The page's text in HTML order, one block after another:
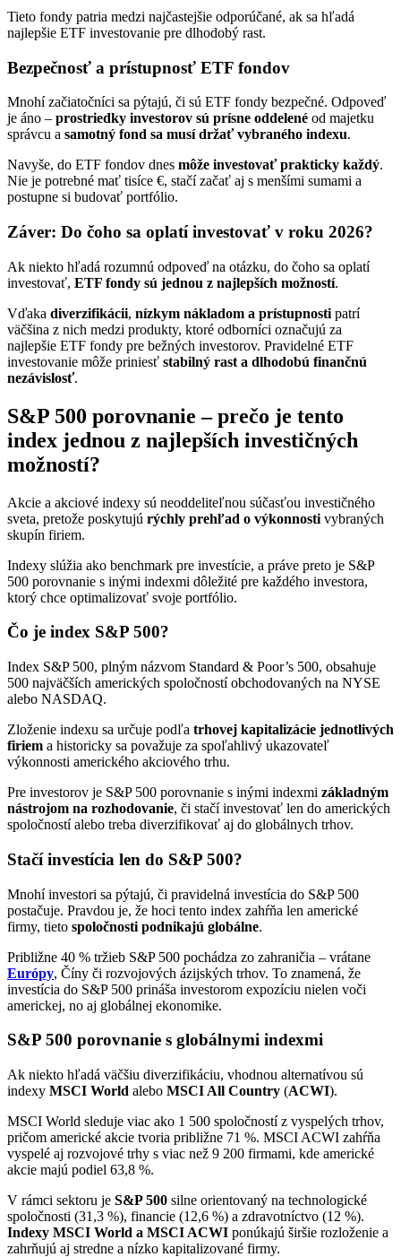
Tieto fondy patria medzi najčastejšie odporúčané, ak sa hľadá
najlepšie ETF investovanie pre dlhodobý rast.
Bezpečnosť a prístupnosť ETF fondov
Mnohí začiatočníci sa pýtajú, či sú ETF fondy bezpečné. Odpoveď
je áno – prostriedky investorov sú prísne oddelené od majetku
správcu a samotný fond sa musí držať vybraného indexu.
Navyše, do ETF fondov dnes môže investovať prakticky každý.
Nie je potrebné mať tisíce €, stačí začať aj s menšími sumami a
postupne si budovať portfólio.
Záver: Do čoho sa oplatí investovať v roku 2026?
Ak niekto hľadá rozumnú odpoveď na otázku, do čoho sa oplatí
investovať, ETF fondy sú jednou z najlepších možností.
Vďaka diverzifikácii, nízkym nákladom a prístupnosti patrí
väčšina z nich medzi produkty, ktoré odborníci označujú za
najlepšie ETF fondy pre bežných investorov. Pravidelné ETF
investovanie môže priniesť stabilný rast a dlhodobú finančnú
nezávislosť.
S&P 500 porovnanie – prečo je tento
index jednou z najlepších investičných
možností?
Akcie a akciové indexy sú neoddeliteľnou súčasťou investičného
sveta, pretože poskytujú rýchly prehľad o výkonnosti vybraných
skupín firiem.
Indexy slúžia ako benchmark pre investície, a práve preto je S&P
500 porovnanie s inými indexmi dôležité pre každého investora,
ktorý chce optimalizovať svoje portfólio.
Čo je index S&P 500?
Index S&P 500, plným názvom Standard & Poor’s 500, obsahuje
500 najväčších amerických spoločností obchodovaných na NYSE
alebo NASDAQ.
Zloženie indexu sa určuje podľa trhovej kapitalizácie jednotlivých
firiem a historicky sa považuje za spoľahlivý ukazovateľ
výkonnosti amerického akciového trhu.
Pre investorov je S&P 500 porovnanie s inými indexmi základným
nástrojom na rozhodovanie, či stačí investovať len do amerických
spoločností alebo treba diverzifikovať aj do globálnych trhov.
Stačí investícia len do S&P 500?
Mnohí investori sa pýtajú, či pravidelná investícia do S&P 500
postačuje. Pravdou je, že hoci tento index zahŕňa len americké
firmy, tieto spoločnosti podnikajú globálne.
Približne 40 % tržieb S&P 500 pochádza zo zahraničia – vrátane
Európy, Číny či rozvojových ázijských trhov. To znamená, že
investícia do S&P 500 prináša investorom expozíciu nielen voči
americkej, no aj globálnej ekonomike.
S&P 500 porovnanie s globálnymi indexmi
Ak niekto hľadá väčšiu diverzifikáciu, vhodnou alternatívou sú
indexy MSCI World alebo MSCI All Country (ACWI).
MSCI World sleduje viac ako 1 500 spoločností z vyspelých trhov,
pričom americké akcie tvoria približne 71 %. MSCI ACWI zahŕňa
vyspelé aj rozvojové trhy s viac než 9 200 firmami, kde americké
akcie majú podiel 63,8 %.
V rámci sektoru je S&P 500 silne orientovaný na technologické
spoločnosti (31,3 %), financie (12,6 %) a zdravotníctvo (12 %).
Indexy MSCI World a MSCI ACWI ponúkajú širšie rozloženie a
zahrňujú aj stredne a nízko kapitalizované firmy.